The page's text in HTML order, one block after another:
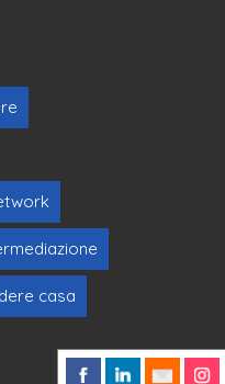
casa